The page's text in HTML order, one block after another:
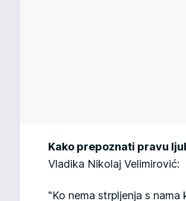
Kako prepoznati pravu
Vladika Nikolaj Velimirović:
"Ko nema strpljenja s